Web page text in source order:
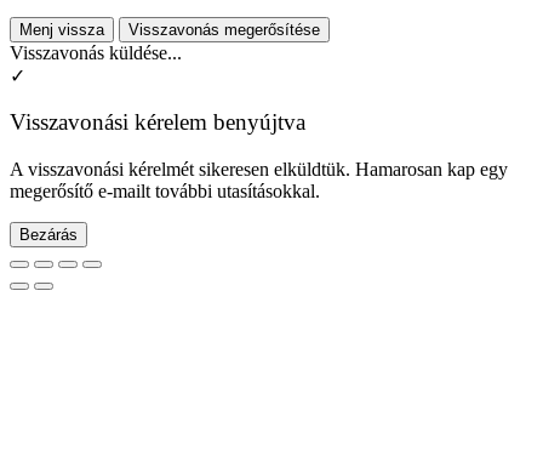
Menj vissza Visszavonás megerősítése
Visszavonás küldése...
✓
Visszavonási kérelem benyújtva
A visszavonási kérelmét sikeresen elküldtük. Hamarosan kap egy
megerősítő e-mailt további utasításokkal.
Bezárás